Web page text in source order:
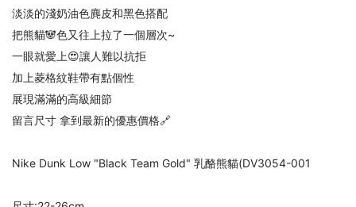
淡淡的淺奶油色麂皮和黑色搭配
把熊貓🐼色又往上拉了一個層次~
一眼就愛上😍讓人難以抗拒
加上菱格紋鞋帶有點個性
展現滿滿的高級細節
留言尺寸 拿到最新的優惠價格🔗
Nike Dunk Low "Black Team Gold" 乳酪熊貓(DV3054-001